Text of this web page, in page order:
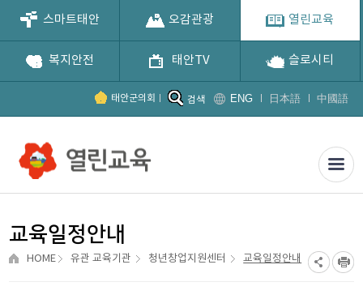
스마트태안 오감관광 열린교육
복지안전 태안TV 슬로시티
태안군의회 검색 ENG 日本語 中國語
교육일정안내
HOME 유관 교육기관 청년창업지원센터 교육일정안내